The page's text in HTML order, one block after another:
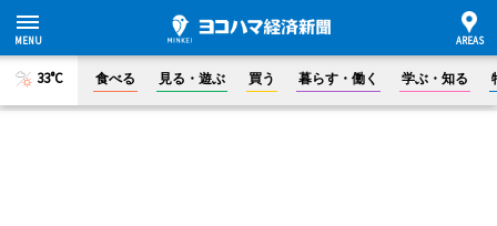
33°C 食べる 見る・遊ぶ 買う 暮らす・働く 学ぶ・知る